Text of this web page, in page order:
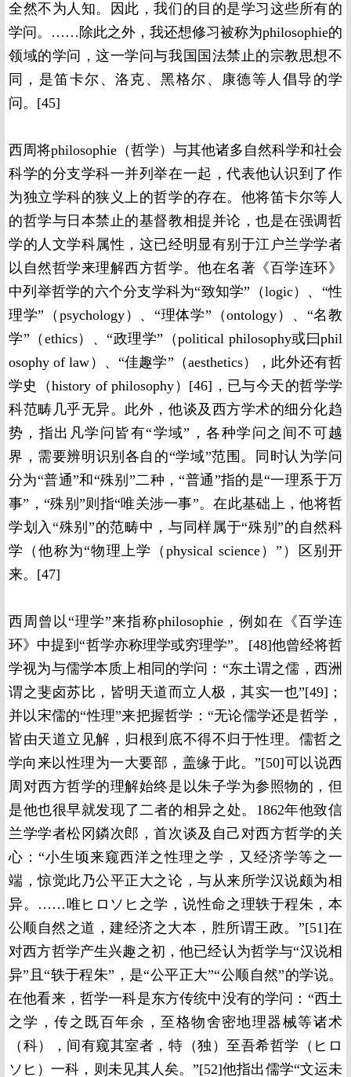
全然不为人知。因此，我们的目的是学习这些所有的
学问。……除此之外，我还想修习被称为philosophie的
领域的学问，这一学问与我国国法禁止的宗教思想不
同，是笛卡尔、洛克、黑格尔、康德等人倡导的学
问。[45]
西周将philosophie（哲学）与其他诸多自然科学和社会
科学的分支学科一并列举在一起，代表他认识到了作
为独立学科的狭义上的哲学的存在。他将笛卡尔等人
的哲学与日本禁止的基督教相提并论，也是在强调哲
学的人文学科属性，这已经明显有别于江户兰学学者
以自然哲学来理解西方哲学。他在名著《百学连环》
中列举哲学的六个分支学科为“致知学”（logic）、“性
理学”（psychology）、“理体学”（ontology）、“名教
学”（ethics）、“政理学”（political philosophy或曰phil
osophy of law）、“佳趣学”（aesthetics），此外还有哲
学史（history of philosophy）[46]，已与今天的哲学学
科范畴几乎无异。此外，他谈及西方学术的细分化趋
势，指出凡学问皆有“学域”，各种学问之间不可越
界，需要辨明识别各自的“学域”范围。同时认为学问
分为“普通”和“殊别”二种，“普通”指的是“一理系于万
事”，“殊别”则指“唯关涉一事”。在此基础上，他将哲
学划入“殊别”的范畴中，与同样属于“殊别”的自然科
学（他称为“物理上学（physical science）”）区别开
来。[47]
西周曾以“理学”来指称philosophie，例如在《百学连
环》中提到“哲学亦称理学或穷理学”。[48]他曾经将哲
学视为与儒学本质上相同的学问：“东土谓之儒，西洲
谓之斐卤苏比，皆明天道而立人极，其实一也”[49]；
并以宋儒的“性理”来把握哲学：“无论儒学还是哲学，
皆由天道立见解，归根到底不得不归于性理。儒哲之
学向来以性理为一大要部，盖缘于此。”[50]可以说西
周对西方哲学的理解始终是以朱子学为参照物的，但
是他也很早就发现了二者的相异之处。1862年他致信
兰学学者松冈鏻次郎，首次谈及自己对西方哲学的关
心：“小生顷来窥西洋之性理之学，又经济学等之一
端，惊觉此乃公平正大之论，与从来所学汉说颇为相
异。……唯ヒロソヒ之学，说性命之理轶于程朱，本
公顺自然之道，建经济之大本，胜所谓王政。”[51]在
对西方哲学产生兴趣之初，他已经认为哲学与“汉说相
异”且“轶于程朱”，是“公平正大”“公顺自然”的学说。
在他看来，哲学一科是东方传统中没有的学问：“西土
之学，传之既百年余，至格物舍密地理器械等诸术
（科），间有窥其室者，特（独）至吾希哲学（ヒロ
ソヒ）一科，则未见其人矣。”[52]他指出儒学“文运未